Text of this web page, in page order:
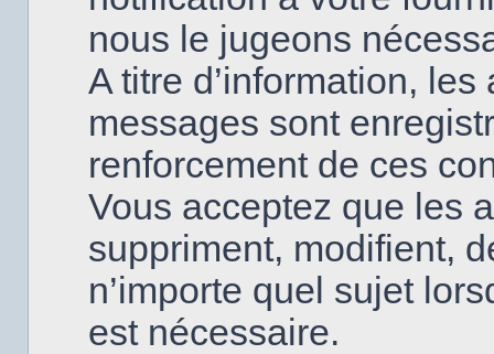
nous le jugeons
A titre d’information,
messages sont
renforcement de ces
Vous acceptez que les
suppriment, modifient,
n’importe quel sujet
est nécessaire.